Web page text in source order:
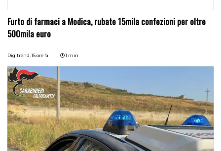
Furto di farmaci a Modica, rubate 15mila confezioni per oltre
500mila euro
Digitrend,15 ore fa 1 min